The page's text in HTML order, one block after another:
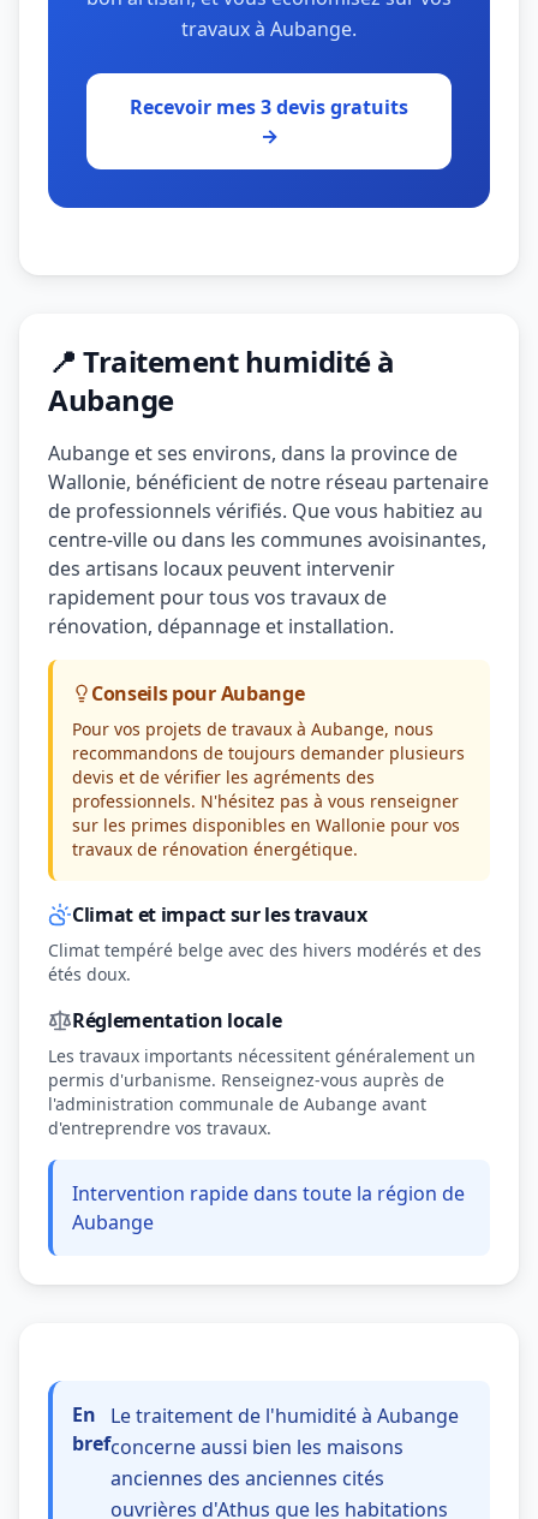
travaux à Aubange.
Recevoir mes 3 devis gratuits
→
📍 Traitement humidité à
Aubange
Aubange et ses environs, dans la province de
Wallonie, bénéficient de notre réseau partenaire
de professionnels vérifiés. Que vous habitiez au
centre-ville ou dans les communes avoisinantes,
des artisans locaux peuvent intervenir
rapidement pour tous vos travaux de
rénovation, dépannage et installation.
Conseils pour Aubange
Pour vos projets de travaux à Aubange, nous
recommandons de toujours demander plusieurs
devis et de vérifier les agréments des
professionnels. N'hésitez pas à vous renseigner
sur les primes disponibles en Wallonie pour vos
travaux de rénovation énergétique.
Climat et impact sur les travaux
Climat tempéré belge avec des hivers modérés et des
étés doux.
Réglementation locale
Les travaux importants nécessitent généralement un
permis d'urbanisme. Renseignez-vous auprès de
l'administration communale de Aubange avant
d'entreprendre vos travaux.
Intervention rapide dans toute la région de
Aubange
En
bref
Le traitement de l'humidité à Aubange
concerne aussi bien les maisons
anciennes des anciennes cités
ouvrières d'Athus que les habitations